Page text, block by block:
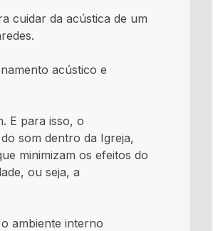
cuidar da acústica de um
acústico e
E para isso, o
som dentro da Igreja,
minimizam os efeitos do
ou seja, a
ambiente interno